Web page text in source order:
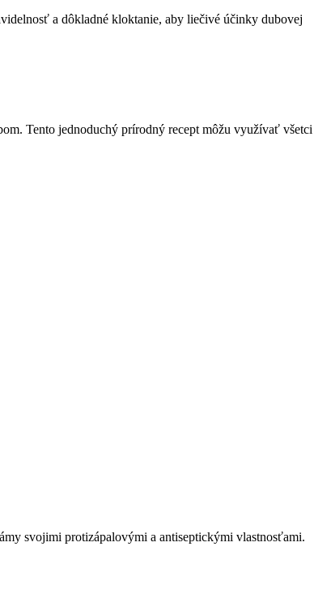
a dôkladné kloktanie, aby liečivé účinky dubovej
Tento jednoduchý prírodný recept môžu využívať všetci
svojimi protizápalovými a antiseptickými vlastnosťami.